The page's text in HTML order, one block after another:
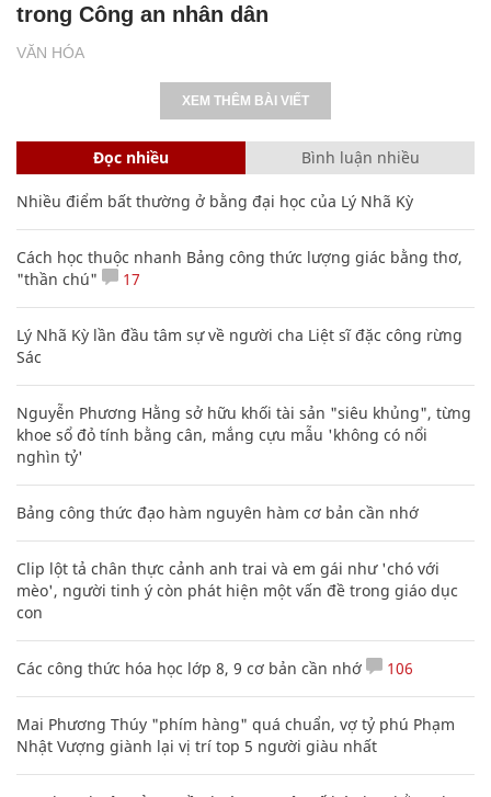
VĂN HÓA
trong Công an nhân dân
XEM THÊM BÀI VIẾT
Đọc nhiều Bình luận nhiều
Nhiều điểm bất thường ở bằng đại học của Lý Nhã Kỳ
Cách học thuộc nhanh Bảng công thức lượng giác bằng thơ,
"thần chú"
17
Lý Nhã Kỳ lần đầu tâm sự về người cha Liệt sĩ đặc công rừng
Sác
Nguyễn Phương Hằng sở hữu khối tài sản "siêu khủng", từng
khoe sổ đỏ tính bằng cân, mắng cựu mẫu 'không có nổi
nghìn tỷ'
Bảng công thức đạo hàm nguyên hàm cơ bản cần nhớ
Clip lột tả chân thực cảnh anh trai và em gái như 'chó với
mèo', người tinh ý còn phát hiện một vấn đề trong giáo dục
con
Các công thức hóa học lớp 8, 9 cơ bản cần nhớ 106
Mai Phương Thúy "phím hàng" quá chuẩn, vợ tỷ phú Phạm
Nhật Vượng giành lại vị trí top 5 người giàu nhất